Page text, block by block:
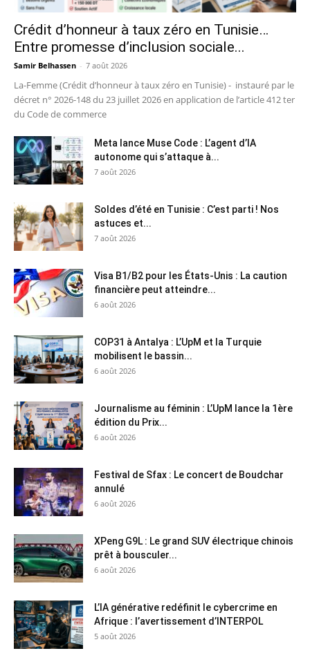
Crédit d’honneur à taux zéro en Tunisie…
Entre promesse d’inclusion sociale...
Samir Belhassen - 7 août 2026
La-Femme (Crédit d’honneur à taux zéro en Tunisie) - instauré par le
décret n° 2026-148 du 23 juillet 2026 en application de l’article 412 ter
du Code de commerce
Meta lance Muse Code : L’agent d’IA
autonome qui s’attaque à...
7 août 2026
Soldes d’été en Tunisie : C’est parti ! Nos
astuces et...
7 août 2026
Visa B1/B2 pour les États-Unis : La caution
financière peut atteindre...
6 août 2026
COP31 à Antalya : L’UpM et la Turquie
mobilisent le bassin...
6 août 2026
Journalisme au féminin : L’UpM lance la 1ère
édition du Prix...
6 août 2026
Festival de Sfax : Le concert de Boudchar
annulé
6 août 2026
XPeng G9L : Le grand SUV électrique chinois
prêt à bousculer...
6 août 2026
L’IA générative redéfinit le cybercrime en
Afrique : l’avertissement d’INTERPOL
5 août 2026